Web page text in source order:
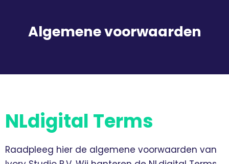
Algemene voorwaarden
NLdigital Terms
Raadpleeg hier de algemene voorwaarden van